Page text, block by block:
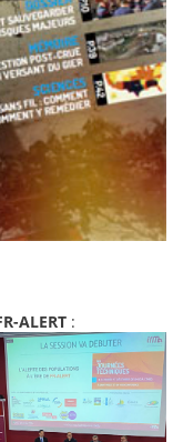
ALERT :